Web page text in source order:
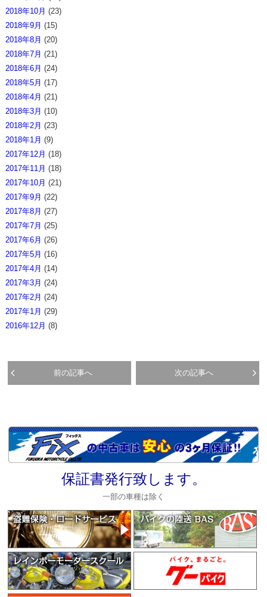
2018年10月 (23)
2018年9月 (15)
2018年8月 (20)
2018年7月 (21)
2018年6月 (24)
2018年5月 (17)
2018年4月 (21)
2018年3月 (10)
2018年2月 (23)
2018年1月 (9)
2017年12月 (18)
2017年11月 (18)
2017年10月 (21)
2017年9月 (22)
2017年8月 (27)
2017年7月 (25)
2017年6月 (26)
2017年5月 (16)
2017年4月 (14)
2017年3月 (24)
2017年2月 (24)
2017年1月 (29)
2016年12月 (8)
前の記事へ 次の記事へ
保証書発行致します。
一部の車種は除く